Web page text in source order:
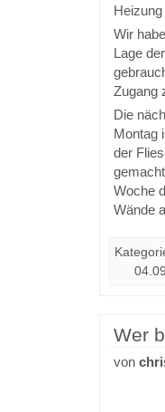
Heizung
Wir
Lage
Zugang
Die
Montag
der
Woche
Wände
Wer
von